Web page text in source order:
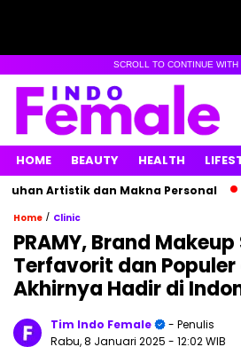
SCROLL TO CONTINUE WITH
HOME BEAUTY HEALTH
Artistik dan Makna Personal
Home / Clinic
PRAMY, Brand
Terfavorit dan Populer
Akhirnya Hadir di
Tim Indo Female
- Penulis
Rabu, 8 Januari 2025 - 12:02 WIB